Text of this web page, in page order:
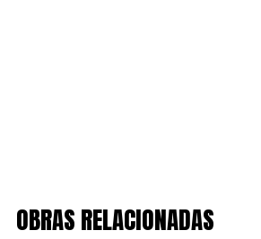
OBRAS RELACIONADAS